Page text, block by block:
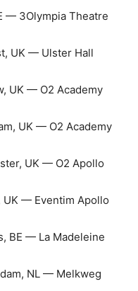
— 3Olympia Theatre
UK — Ulster Hall
UK — O2 Academy
UK — O2 Academy
UK — O2 Apollo
— Eventim Apollo
BE — La Madeleine
NL — Melkweg